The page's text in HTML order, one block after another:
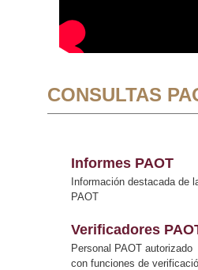
CONSULTAS
Informes PAOT
Información destacada de
PAOT
Verificadores
Personal PAOT autorizado
con funciones de